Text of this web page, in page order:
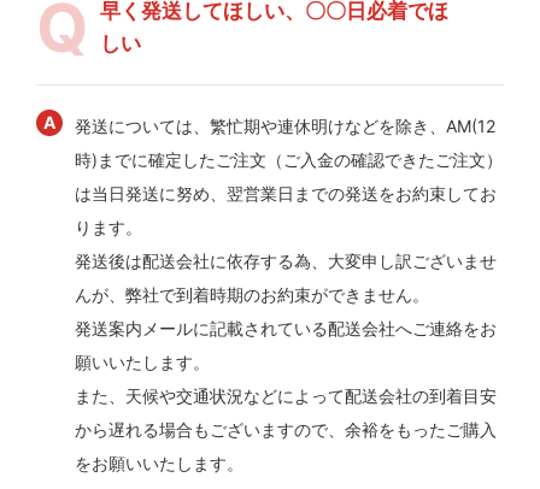
早く発送してほしい、〇〇日必着でほ
しい
発送については、繁忙期や連休明けなどを除き、AM(12
時)までに確定したご注文（ご入金の確認できたご注文）
は当日発送に努め、翌営業日までの発送をお約束してお
ります。
発送後は配送会社に依存する為、大変申し訳ございませ
んが、弊社で到着時期のお約束ができません。
発送案内メールに記載されている配送会社へご連絡をお
願いいたします。
また、天候や交通状況などによって配送会社の到着目安
から遅れる場合もございますので、余裕をもったご購入
をお願いいたします。